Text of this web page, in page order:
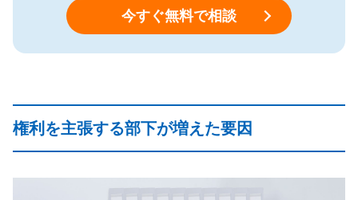
今すぐ無料で相談
権利を主張する部下が増えた要因